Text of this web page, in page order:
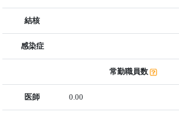
結核
感染症
常勤職員数
医師 0.00